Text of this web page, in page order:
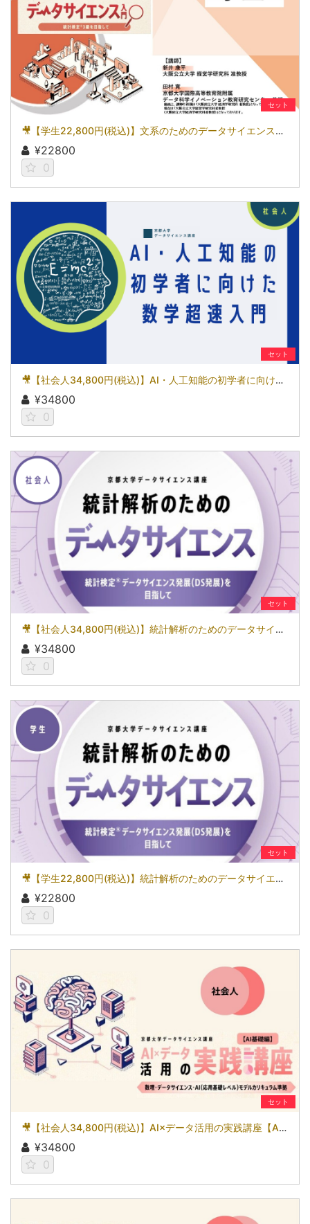
セット
🎥【学生22,800円(税込)】文系のためのデータサイエンス入門～統計検定(R)3級を目指して～［京都大学データサイエンス講座］（2026）
¥22800
0
セット
🎥【社会人34,800円(税込)】AI・人工知能の初学者に向けた数学超速入門［京都大学データサイエンス講座］（2026）
¥34800
0
セット
🎥【社会人34,800円(税込)】統計解析のためのデータサイエンス～統計検定(R)データサイエンス発展（DS発展）を目指して～［京都大学データサイエンス講座］（2026）
¥34800
0
セット
🎥【学生22,800円(税込)】統計解析のためのデータサイエンス～統計検定(R)データサイエンス発展（DS発展）を目指して～［京都大学データサイエンス講座］（2026）
¥22800
0
セット
🎥【社会人34,800円(税込)】AI×データ活用の実践講座【AI基礎編】〜数理・データサイエンス・AI（応用基礎レベル）モデルカリキュラム準拠〜［京都大学データサイエンス講座］（2026）
¥34800
0